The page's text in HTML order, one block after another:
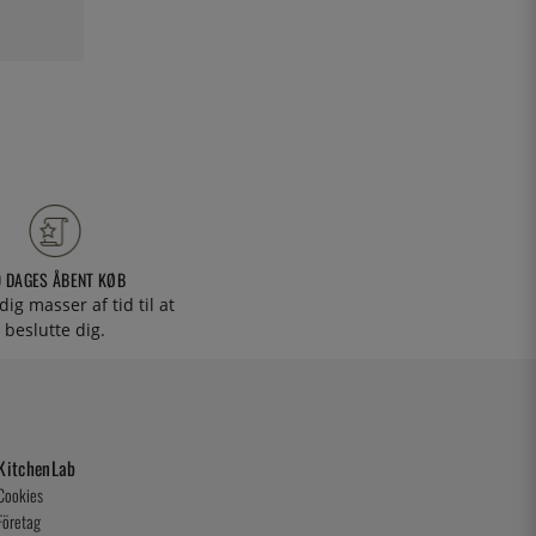
ÅBENT KØB
masser af tid til at
beslutte dig.